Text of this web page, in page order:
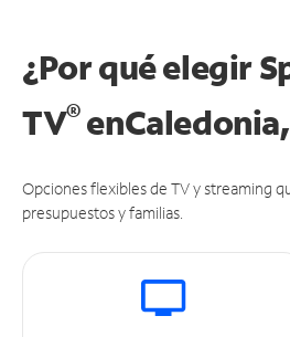
¿Por qué elegir
TV®en
Opciones flexibles de TV y streaming
presupuestos y familias.